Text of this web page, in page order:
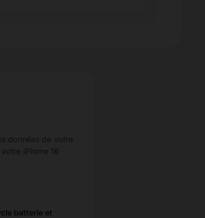
données de votre
iPhone 16
batterie et